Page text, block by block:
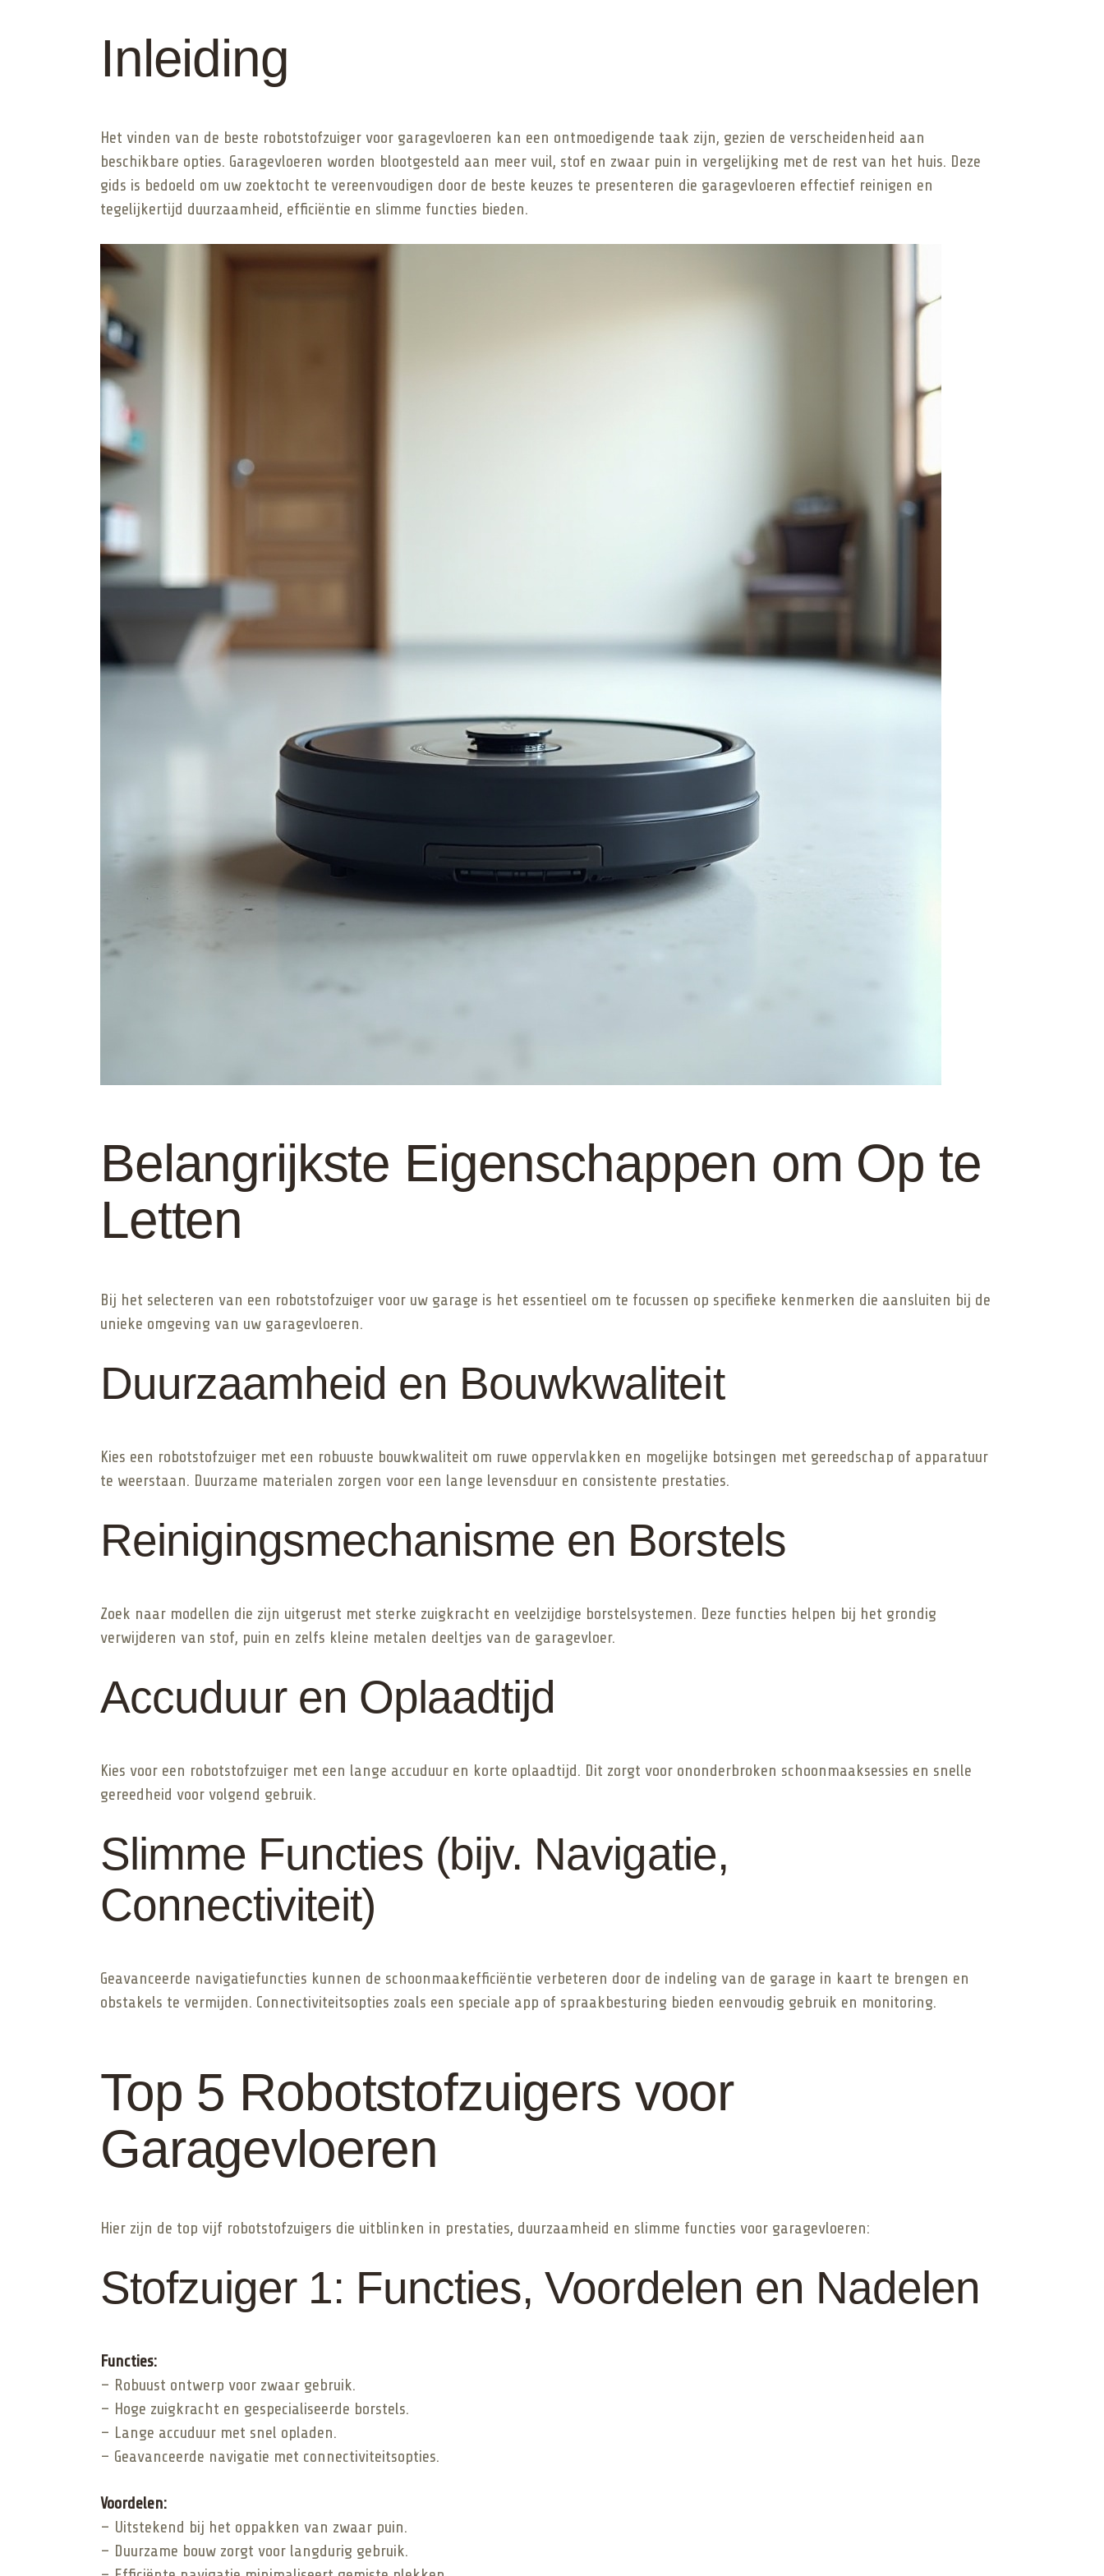
Inleiding
Het vinden van de beste robotstofzuiger voor garagevloeren kan een ontmoedigende taak zijn, gezien de verscheidenheid aan
beschikbare opties. Garagevloeren worden blootgesteld aan meer vuil, stof en zwaar puin in vergelijking met de rest van het huis. Deze
gids is bedoeld om uw zoektocht te vereenvoudigen door de beste keuzes te presenteren die garagevloeren effectief reinigen en
tegelijkertijd duurzaamheid, efficiëntie en slimme functies bieden.
Belangrijkste Eigenschappen om Op te
Letten
Bij het selecteren van een robotstofzuiger voor uw garage is het essentieel om te focussen op specifieke kenmerken die aansluiten bij de
unieke omgeving van uw garagevloeren.
Duurzaamheid en Bouwkwaliteit
Kies een robotstofzuiger met een robuuste bouwkwaliteit om ruwe oppervlakken en mogelijke botsingen met gereedschap of apparatuur
te weerstaan. Duurzame materialen zorgen voor een lange levensduur en consistente prestaties.
Reinigingsmechanisme en Borstels
Zoek naar modellen die zijn uitgerust met sterke zuigkracht en veelzijdige borstelsystemen. Deze functies helpen bij het grondig
verwijderen van stof, puin en zelfs kleine metalen deeltjes van de garagevloer.
Accuduur en Oplaadtijd
Kies voor een robotstofzuiger met een lange accuduur en korte oplaadtijd. Dit zorgt voor ononderbroken schoonmaaksessies en snelle
gereedheid voor volgend gebruik.
Slimme Functies (bijv. Navigatie,
Connectiviteit)
Geavanceerde navigatiefuncties kunnen de schoonmaakefficiëntie verbeteren door de indeling van de garage in kaart te brengen en
obstakels te vermijden. Connectiviteitsopties zoals een speciale app of spraakbesturing bieden eenvoudig gebruik en monitoring.
Top 5 Robotstofzuigers voor
Garagevloeren
Hier zijn de top vijf robotstofzuigers die uitblinken in prestaties, duurzaamheid en slimme functies voor garagevloeren:
Stofzuiger 1: Functies, Voordelen en Nadelen
Functies:
– Robuust ontwerp voor zwaar gebruik.
– Hoge zuigkracht en gespecialiseerde borstels.
– Lange accuduur met snel opladen.
– Geavanceerde navigatie met connectiviteitsopties.
Voordelen:
– Uitstekend bij het oppakken van zwaar puin.
– Duurzame bouw zorgt voor langdurig gebruik.